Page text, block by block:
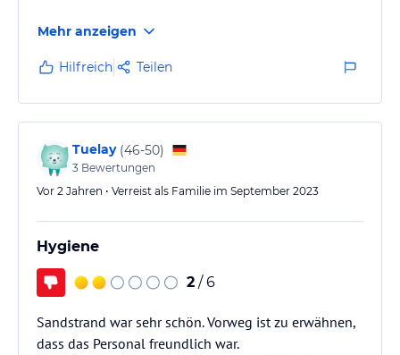
Mehr anzeigen
Hilfreich Teilen
Tuelay (46-50)
3 Bewertungen
Vor 2 Jahren • Verreist als Familie im September 2023
Hygiene
2 / 6
Sandstrand war sehr schön. Vorweg ist zu erwähnen,
dass das Personal freundlich war.